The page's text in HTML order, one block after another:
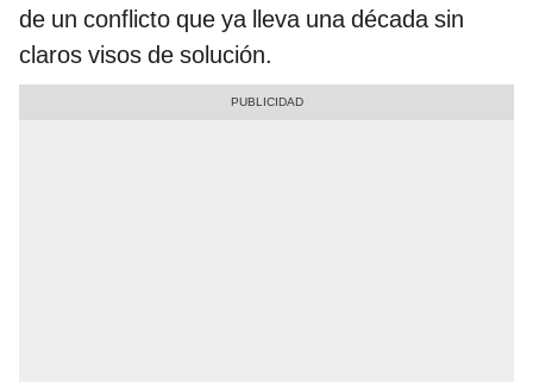
de un conflicto que ya lleva una década sin
claros visos de solución.